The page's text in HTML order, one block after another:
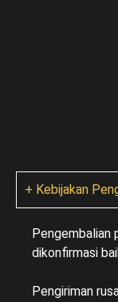
+ Kebijakan
Pengembalian
dikonfirmasi
Pengiriman